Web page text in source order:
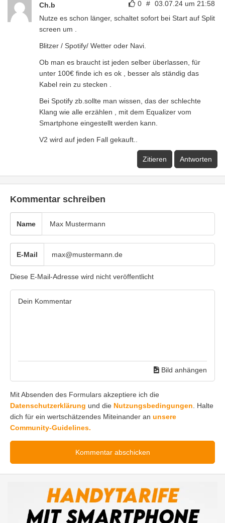
0 # 03.07.24 um 21:58
Ch.b
Nutze es schon länger, schaltet sofort bei Start auf Split
screen um .
Blitzer / Spotify/ Wetter oder Navi.
Ob man es braucht ist jeden selber überlassen, für
unter 100€ finde ich es ok , besser als ständig das
Kabel rein zu stecken .
Bei Spotify zb.sollte man wissen, das der schlechte
Klang wie alle erzählen , mit dem Equalizer vom
Smartphone eingestellt werden kann.
V2 wird auf jeden Fall gekauft..
Zitieren Antworten
Kommentar schreiben
Name
E-Mail
Diese E-Mail-Adresse wird nicht veröffentlicht
Bild anhängen
Mit Absenden des Formulars akzeptiere ich die
Datenschutzerklärung und die Nutzungsbedingungen . Halte
dich für ein wertschätzendes Miteinander an unsere
Community-Guidelines.